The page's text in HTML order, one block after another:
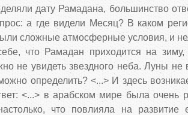
дату Рамадана, большинство
а где видели Месяц? В каком
сложные атмосферные условия, и
что Рамадан приходится на
не увидеть звездного неба. Луны не
определить? <...> И здесь
<...> в арабском мире была очень
что повлияла на развитие